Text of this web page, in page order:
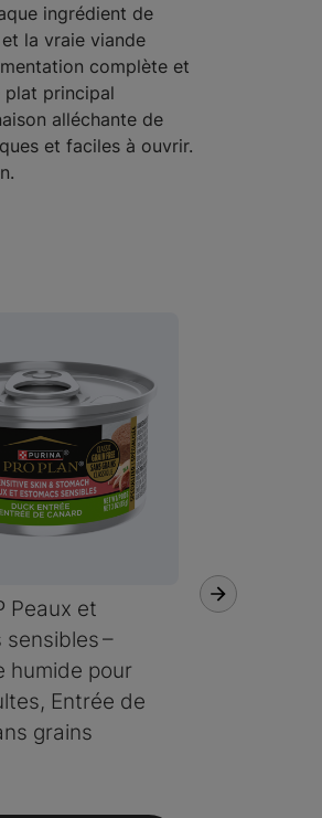
ingrédient de
la vraie viande
complète et
plat principal
alléchante de
et faciles à ouvrir.
Peaux et
–
humide pour
Entrée de
grains
Pro